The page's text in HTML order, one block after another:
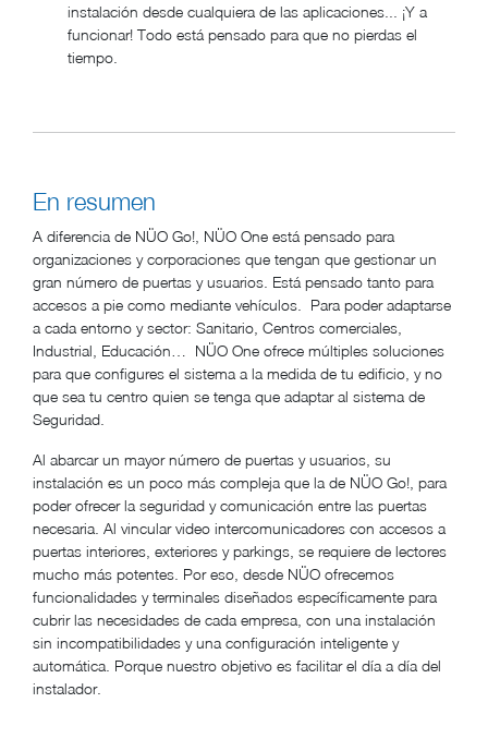
instalación desde cualquiera de las aplicaciones... ¡Y a
funcionar! Todo está pensado para que no pierdas el
tiempo.
En resumen
A diferencia de NÜO Go!, NÜO One está pensado para
organizaciones y corporaciones que tengan que gestionar un
gran número de puertas y usuarios. Está pensado tanto para
accesos a pie como mediante vehículos. Para poder adaptarse
a cada entorno y sector: Sanitario, Centros comerciales,
Industrial, Educación… NÜO One ofrece múltiples soluciones
para que configures el sistema a la medida de tu edificio, y no
que sea tu centro quien se tenga que adaptar al sistema de
Seguridad.
Al abarcar un mayor número de puertas y usuarios, su
instalación es un poco más compleja que la de NÜO Go!, para
poder ofrecer la seguridad y comunicación entre las puertas
necesaria. Al vincular video intercomunicadores con accesos a
puertas interiores, exteriores y parkings, se requiere de lectores
mucho más potentes. Por eso, desde NÜO ofrecemos
funcionalidades y terminales diseñados específicamente para
cubrir las necesidades de cada empresa, con una instalación
sin incompatibilidades y una configuración inteligente y
automática. Porque nuestro objetivo es facilitar el día a día del
instalador.